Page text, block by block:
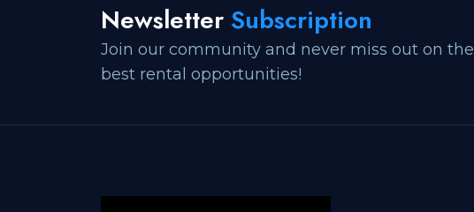
Newsletter Subscription
Join our community and never miss out on the
best rental opportunities!